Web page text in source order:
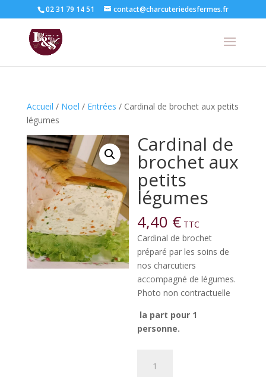
02 31 79 14 51 contact@charcuteriedesfermes.fr
Accueil / Noel / Entrées / Cardinal de brochet aux petits
légumes
Cardinal de
brochet aux
petits
légumes
4,40 € TTC
Cardinal de brochet
préparé par les soins de
nos charcutiers
accompagné de légumes.
Photo non contractuelle
la part pour 1
personne.